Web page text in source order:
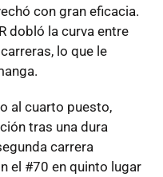
con gran eficacia.
dobló la curva entre
lo que le
al cuarto puesto,
tras una dura
carrera
el #70 en quinto lugar